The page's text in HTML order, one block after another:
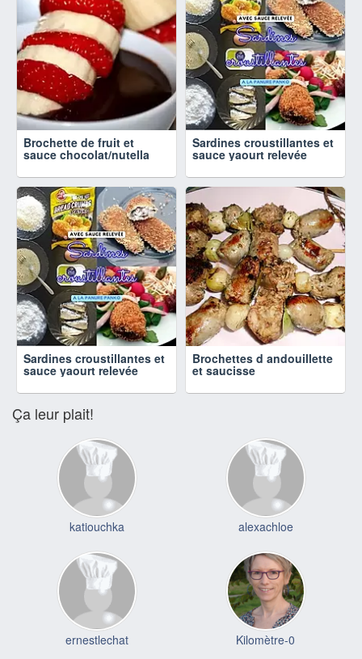
Brochette de fruit et
sauce chocolat/nutella
Sardines croustillantes et
sauce yaourt relevée
Sardines croustillantes et
sauce yaourt relevée
Brochettes d andouillette
et saucisse
Ça leur plait!
katiouchka alexachloe
ernestlechat Kilomètre-0